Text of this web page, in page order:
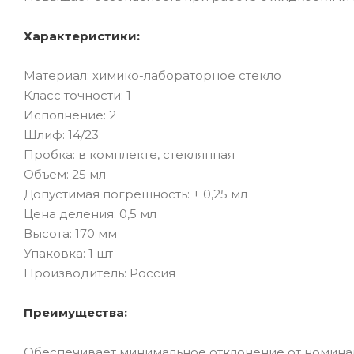
Характеристики:
Материал: химико-лабораторное стекло
Класс точности: 1
Исполнение: 2
Шлиф: 14/23
Пробка: в комплекте, стеклянная
Объем: 25 мл
Допустимая погрешность: ± 0,25 мл
Цена деления: 0,5 мл
Высота: 170 мм
Упаковка: 1 шт
Производитель: Россия
Преимущества: